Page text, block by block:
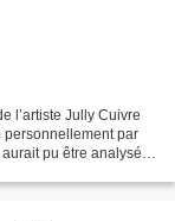
l’artiste Jully Cuivre
personnellement par
pu être analysé